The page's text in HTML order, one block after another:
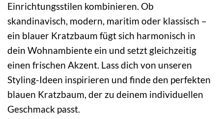
Einrichtungsstilen kombinieren. Ob
skandinavisch, modern, maritim oder klassisch –
ein blauer Kratzbaum fügt sich harmonisch in
dein Wohnambiente ein und setzt gleichzeitig
einen frischen Akzent. Lass dich von unseren
Styling-Ideen inspirieren und finde den perfekten
blauen Kratzbaum, der zu deinem individuellen
Geschmack passt.